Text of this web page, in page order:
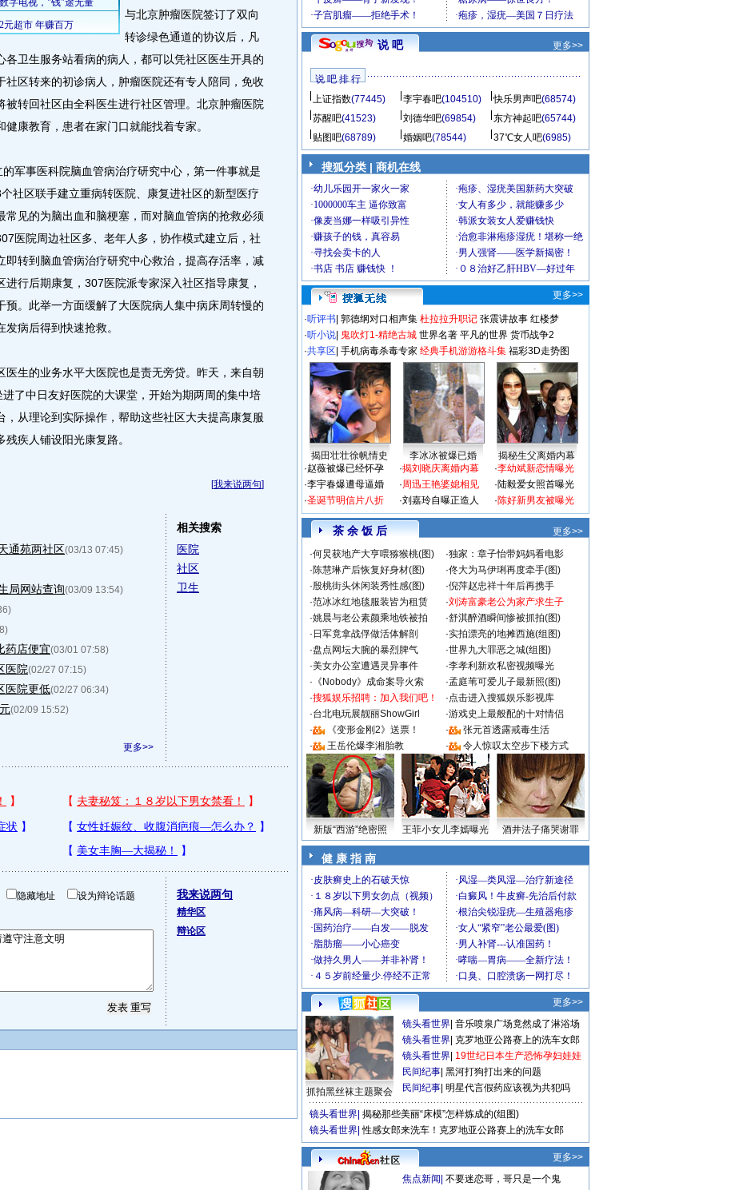
与北京肿瘤医院签订了双向
转诊绿色通道的协议后，凡
各卫生服务站看病的病人，都可以凭社区医生开具的
社区转来的初诊病人，肿瘤医院还有专人陪同，免收
被转回社区由全科医生进行社区管理。北京肿瘤医院
康教育，患者在家门口就能找着专家。
事医科院脑血管病治疗研究中心，第一件事就是
社区联手建立重病转医院、康复进社区的新型医疗
常见的为脑出血和脑梗塞，而对脑血管病的抢救必须
医院周边社区多、老年人多，协作模式建立后，社
即转到脑血管病治疗研究中心救治，提高存活率，减
行后期康复，307医院派专家深入社区指导康复，
预。此举一方面缓解了大医院病人集中病床周转慢的
病后得到快速抢救。
生的业务水平大医院也是责无旁贷。昨天，来自朝
了中日友好医院的大课堂，开始为期两周的集中培
，从理论到实际操作，帮助这些社区大夫提高康复服
疾人铺设阳光康复路。
[我来说两句]
通苑两社区(03/13 07:45)
局网站查询(03/09 13:54)
药店便宜(03/01 07:58)
医院(02/27 07:15)
医院更低(02/27 06:34)
(02/09 15:52)
更多>>
相关搜索
医院
社区
卫生
隐藏地址 设为辩论话题 我来说两句
精华区
辩论区
说 吧 更多>>
说 吧 排 行
上证指数(77445) 李宇春吧(104510) 快乐男声吧(68574)
苏醒吧(41523) 刘德华吧(69854) 东方神起吧(65744)
贴图吧(68789) 婚姻吧(78544) 37℃女人吧(6985)
搜狐分类 | 商机在线
更多>>
·听评书 郭德纲对口相声集 杜拉拉升职记 张震讲故事 红楼梦
·听小说 鬼吹灯1-精绝古城 世界名著 平凡的世界 货币战争2
·共享区 手机病毒杀毒专家 经典手机游游格斗集 福彩3D走势图
揭田壮壮徐帆情史 李冰冰被爆已婚
揭秘生父离婚内幕
·赵薇被爆已经怀孕
·李宇春爆遭母逼婚
·圣诞节明信片八折
·揭刘晓庆离婚内幕
·周迅王艳婆媳相见
·刘嘉玲自曝正造人
·李幼斌新恋情曝光
·陆毅爱女照首曝光
·陈好新男友被曝光
茶 余 饭 后
更多>>
·何炅获地产大亨喂猕猴桃(图) ·独家：章子怡带妈妈看电影
·陈慧琳产后恢复好身材(图) ·佟大为马伊琍再度牵手(图)
·殷桃街头休闲装秀性感(图) ·倪萍赵忠祥十年后再携手
·范冰冰红地毯服装皆为租赁 ·刘涛富豪老公为家产求生子
·姚晨与老公素颜乘地铁被拍 ·舒淇醉酒瞬间惨被抓拍(图)
· 日军竟拿战俘做活体解剖 ·实拍漂亮的地摊西施(组图)
·盘点网坛大腕的暴烈脾气 ·世界九大罪恶之城(组图)
·美女办公室遭遇灵异事件 ·李孝利新欢私密视频曝光
· 《Nobody》成命案导火索 ·孟庭苇可爱儿子最新照(图)
·搜狐娱乐招聘：加入我们吧！ ·点击进入搜狐娱乐影视库
·台北电玩展靓丽ShowGirl ·游戏史上最般配的十对情侣
·
《变形金刚2》送票！ ·
张元首透露戒毒生活
·
王岳伦爆李湘胎教 · 令人惊叹太空步下楼方式
新版“西游”绝密照 王菲小女儿李嫣曝光 酒井法子痛哭谢罪
健 康 指 南
更多>>
抓拍黑丝袜主题聚会
镜头看世界 音乐喷泉广场竟然成了淋浴场
镜头看世界 克罗地亚公路赛上的洗车女郎
镜头看世界 19世纪日本生产恐怖孕妇娃娃
民间纪事 黑河打狗打出来的问题
民间纪事 明星代言假药应该视为共犯吗
镜头看世界 揭秘那些美丽“床模”怎样炼成的(组图)
镜头看世界 性感女郎来洗车！克罗地亚公路赛上的洗车女郎
更多>>
焦点新闻 不要迷恋哥，哥只是一个鬼